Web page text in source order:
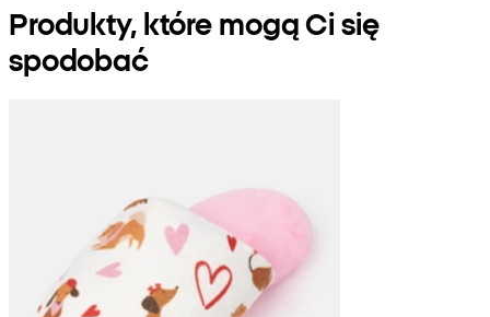
Produkty, które mogą Ci się
spodobać